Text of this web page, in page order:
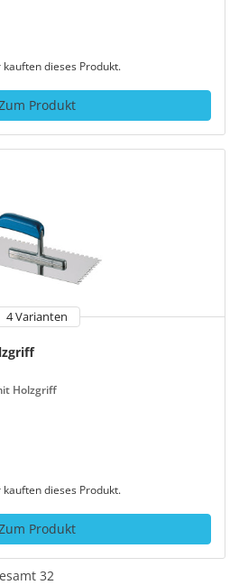
dieses Produkt.
Produkt
4 Varianten
Holzgriff
dieses Produkt.
Produkt
32